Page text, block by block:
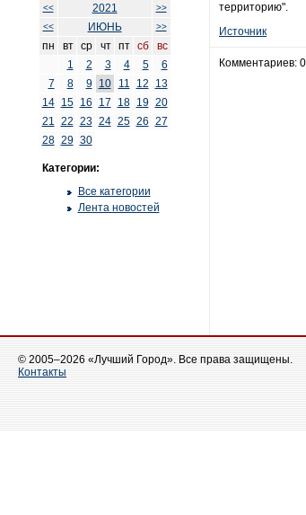
<< 2021
>>
<<
ИЮНЬ >>
пн вт ср чт пт сб
вс
1
2 3 4 5
6
7
8 9 10 11 12
13
14
15 16 17 18 19 20
21 22 23 24 25 26 27
28 29 30
Категории:
Все категории
Лента новостей
территорию".
Источник
Комментариев: 0
© 2005–2026 «Лучший Город». Все права защищены.
Контакты